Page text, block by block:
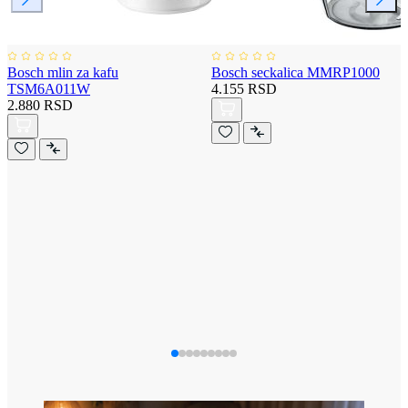
Bosch mlin za kafu
TSM6A011W
2.880 RSD
Bosch seckalica MMRP1000
4.155 RSD